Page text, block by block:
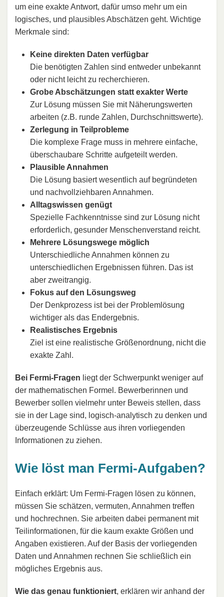
um eine exakte Antwort, dafür umso mehr um ein
logisches, und plausibles Abschätzen geht. Wichtige
Merkmale sind:
Keine direkten Daten verfügbar
Die benötigten Zahlen sind entweder unbekannt
oder nicht leicht zu recherchieren.
Grobe Abschätzungen statt exakter Werte
Zur Lösung müssen Sie mit Näherungswerten
arbeiten (z.B. runde Zahlen, Durchschnittswerte).
Zerlegung in Teilprobleme
Die komplexe Frage muss in mehrere einfache,
überschaubare Schritte aufgeteilt werden.
Plausible Annahmen
Die Lösung basiert wesentlich auf begründeten
und nachvollziehbaren Annahmen.
Alltagswissen genügt
Spezielle Fachkenntnisse sind zur Lösung nicht
erforderlich, gesunder Menschenverstand reicht.
Mehrere Lösungswege möglich
Unterschiedliche Annahmen können zu
unterschiedlichen Ergebnissen führen. Das ist
aber zweitrangig.
Fokus auf den Lösungsweg
Der Denkprozess ist bei der Problemlösung
wichtiger als das Endergebnis.
Realistisches Ergebnis
Ziel ist eine realistische Größenordnung, nicht die
exakte Zahl.
Bei Fermi-Fragen liegt der Schwerpunkt weniger auf
der mathematischen Formel. Bewerberinnen und
Bewerber sollen vielmehr unter Beweis stellen, dass
sie in der Lage sind, logisch-analytisch zu denken und
überzeugende Schlüsse aus ihren vorliegenden
Informationen zu ziehen.
Wie löst man Fermi-Aufgaben?
Einfach erklärt: Um Fermi-Fragen lösen zu können,
müssen Sie schätzen, vermuten, Annahmen treffen
und hochrechnen. Sie arbeiten dabei permanent mit
Teilinformationen, für die kaum exakte Größen und
Angaben existieren. Auf der Basis der vorliegenden
Daten und Annahmen rechnen Sie schließlich ein
mögliches Ergebnis aus.
Wie das genau funktioniert, erklären wir anhand der